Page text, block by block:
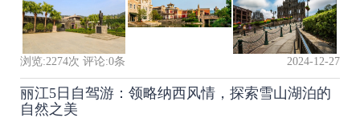
浏览:2274次 评论:0条 2024-12-27
丽江5日自驾游：领略纳西风情，探索雪山湖泊的
自然之美